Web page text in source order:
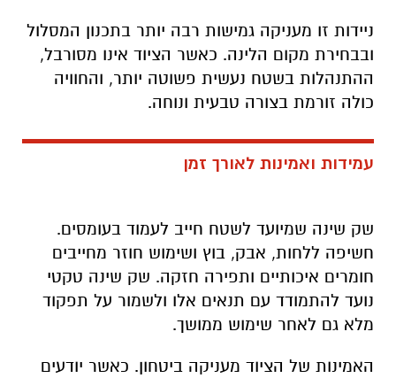
ניידות זו מעניקה גמישות רבה יותר בתכנון המסלול
ובבחירת מקום הלינה. כאשר הציוד אינו מסורבל,
ההתנהלות בשטח נעשית פשוטה יותר, והחוויה
כולה זורמת בצורה טבעית ונוחה.
עמידות ואמינות לאורך זמן
שק שינה שמיועד לשטח חייב לעמוד בעומסים.
חשיפה ללחות, אבק, בוץ ושימוש חוזר מחייבים
חומרים איכותיים ותפירה חזקה. שק שינה טקטי
נועד להתמודד עם תנאים אלו ולשמור על תפקוד
מלא גם לאחר שימוש ממושך.
האמינות של הציוד מעניקה ביטחון. כאשר יודעים